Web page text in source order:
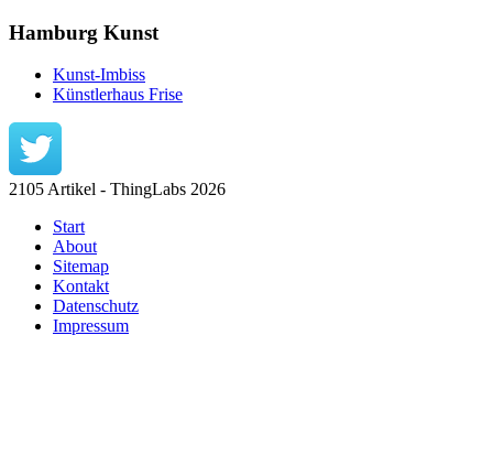
Hamburg Kunst
Kunst-Imbiss
Künstlerhaus Frise
2105 Artikel - ThingLabs 2026
Start
About
Sitemap
Kontakt
Datenschutz
Impressum